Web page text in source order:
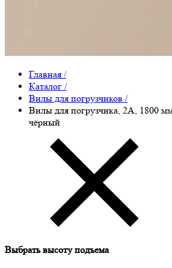
Главная /
Каталог /
Вилы для погрузчиков /
Вилы для погрузчика, 2A, 1800
чёрный
Выбрать высоту подъема